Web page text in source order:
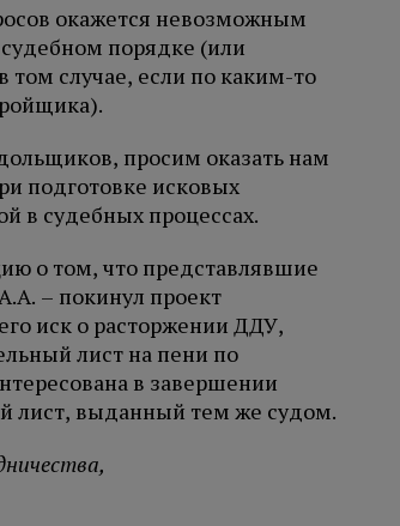
окажется невозможным
порядке (или
том случае, если по каким-то
просим оказать нам
подготовке исковых
в судебных процессах.
о том, что представлявшие
– покинул проект
иск о расторжении ДДУ,
лист на пени по
в завершении
лист, выданный тем же судом.